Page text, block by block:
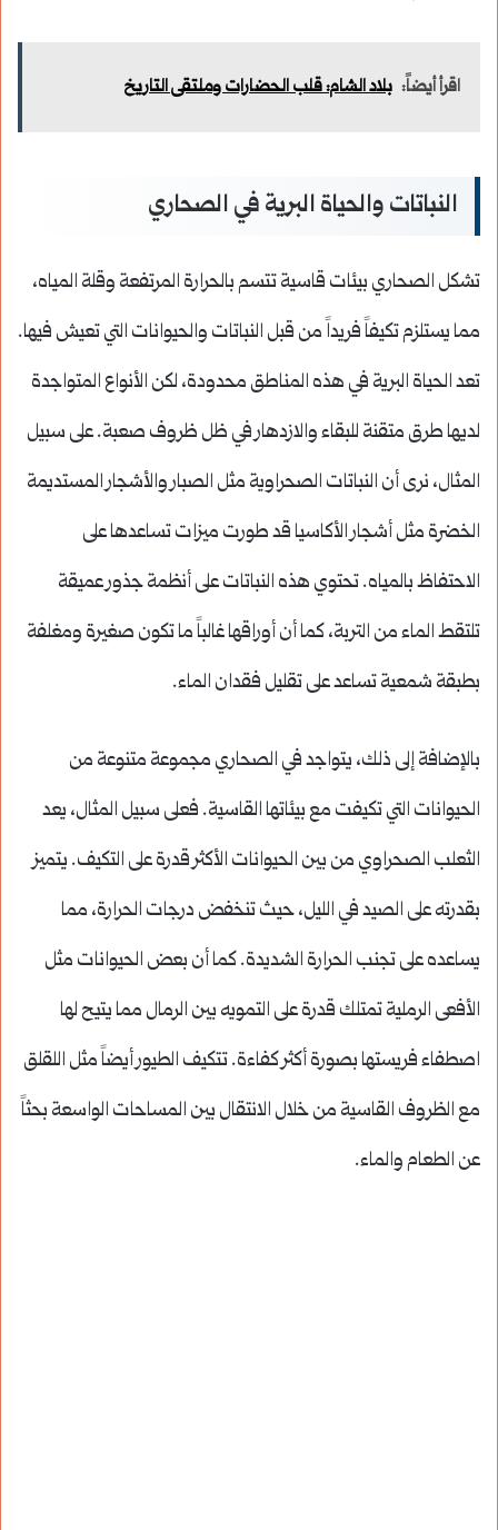
اقرأ أيضاً: بلاد الشام: قلب الحضارات وملتقى التاريخ
النباتات والحياة البرية في الصحاري
تشكل الصحاري بيئات قاسية تتسم بالحرارة المرتفعة وقلة المياه،
مما يستلزم تكيفاً فريداً من قبل النباتات والحيوانات التي تعيش فيها.
تعد الحياة البرية في هذه المناطق محدودة، لكن الأنواع المتواجدة
لديها طرق متقنة للبقاء والازدهار في ظل ظروف صعبة. على سبيل
المثال، نرى أن النباتات الصحراوية مثل الصبار والأشجار المستديمة
الخضرة مثل أشجار الأكاسيا قد طورت ميزات تساعدها على
الاحتفاظ بالمياه. تحتوي هذه النباتات على أنظمة جذور عميقة
تلتقط الماء من التربة، كما أن أوراقها غالباً ما تكون صغيرة ومغلفة
بطبقة شمعية تساعد على تقليل فقدان الماء.
بالإضافة إلى ذلك، يتواجد في الصحاري مجموعة متنوعة من
الحيوانات التي تكيفت مع بيئاتها القاسية. فعلى سبيل المثال، يعد
الثعلب الصحراوي من بين الحيوانات الأكثر قدرة على التكيف. يتميز
بقدرته على الصيد في الليل، حيث تنخفض درجات الحرارة، مما
يساعده على تجنب الحرارة الشديدة. كما أن بعض الحيوانات مثل
الأفعى الرملية تمتلك قدرة على التمويه بين الرمال مما يتيح لها
اصطفاء فريستها بصورة أكثر كفاءة. تتكيف الطيور أيضاً مثل اللقلق
مع الظروف القاسية من خلال الانتقال بين المساحات الواسعة بحثاً
عن الطعام والماء.